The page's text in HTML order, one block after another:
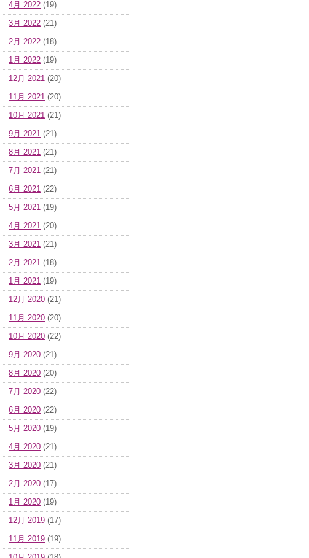
4月 2022 (19)
3月 2022 (21)
2月 2022 (18)
1月 2022 (19)
12月 2021 (20)
11月 2021 (20)
10月 2021 (21)
9月 2021 (21)
8月 2021 (21)
7月 2021 (21)
6月 2021 (22)
5月 2021 (19)
4月 2021 (20)
3月 2021 (21)
2月 2021 (18)
1月 2021 (19)
12月 2020 (21)
11月 2020 (20)
10月 2020 (22)
9月 2020 (21)
8月 2020 (20)
7月 2020 (22)
6月 2020 (22)
5月 2020 (19)
4月 2020 (21)
3月 2020 (21)
2月 2020 (17)
1月 2020 (19)
12月 2019 (17)
11月 2019 (19)